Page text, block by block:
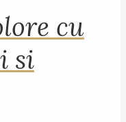
cu
si